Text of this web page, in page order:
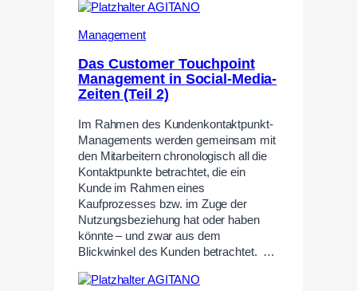
Management
Das Customer Touchpoint
Management in Social-Media-
Zeiten (Teil 2)
Im Rahmen des Kundenkontaktpunkt-
Managements werden gemeinsam mit
den Mitarbeitern chronologisch all die
Kontaktpunkte betrachtet, die ein
Kunde im Rahmen eines
Kaufprozesses bzw. im Zuge der
Nutzungsbeziehung hat oder haben
könnte – und zwar aus dem
Blickwinkel des Kunden betrachtet. …